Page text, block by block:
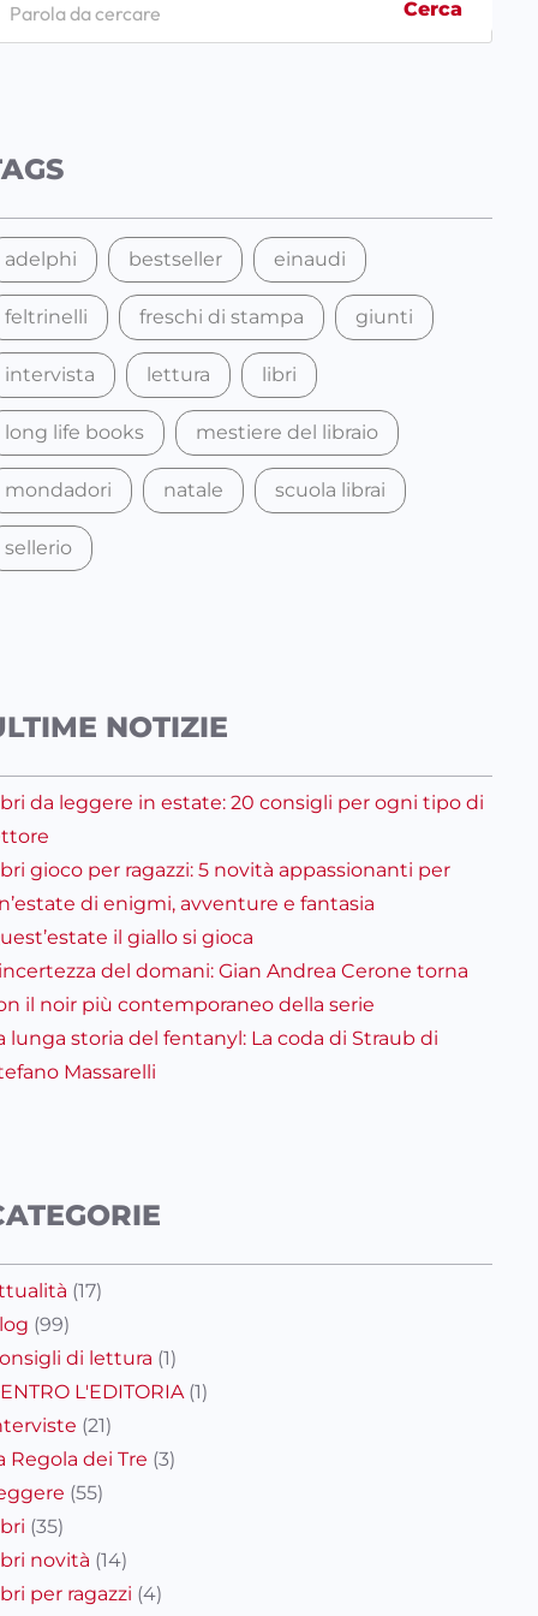
Cerca
adelphi bestseller einaudi
feltrinelli freschi di stampa giunti
intervista lettura libri
long life books mestiere del libraio
mondadori natale scuola librai
sellerio
NOTIZIE
da leggere in estate: 20 consigli per ogni tipo di
gioco per ragazzi: 5 novità appassionanti per
di enigmi, avventure e fantasia
il giallo si gioca
del domani: Gian Andrea Cerone torna
il noir più contemporaneo della serie
lunga storia del fentanyl: La coda di Straub di
Massarelli
(17)
(99)
di lettura (1)
L'EDITORIA (1)
(21)
Regola dei Tre (3)
(55)
(35)
novità (14)
per ragazzi (4)